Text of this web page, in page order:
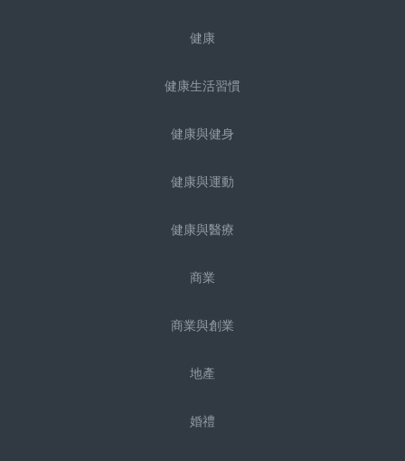
健康
健康生活習慣
健康與健身
健康與運動
健康與醫療
商業
商業與創業
地產
婚禮